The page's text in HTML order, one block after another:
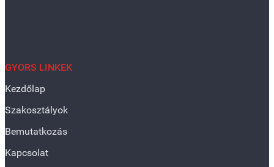
GYORS LINKEK
Kezdőlap
Szakosztályok
Bemutatkozás
Kapcsolat